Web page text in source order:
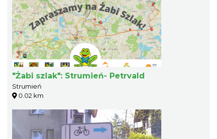
"Żabi szlak": Strumień- Petrvald
Strumień
0.02 km